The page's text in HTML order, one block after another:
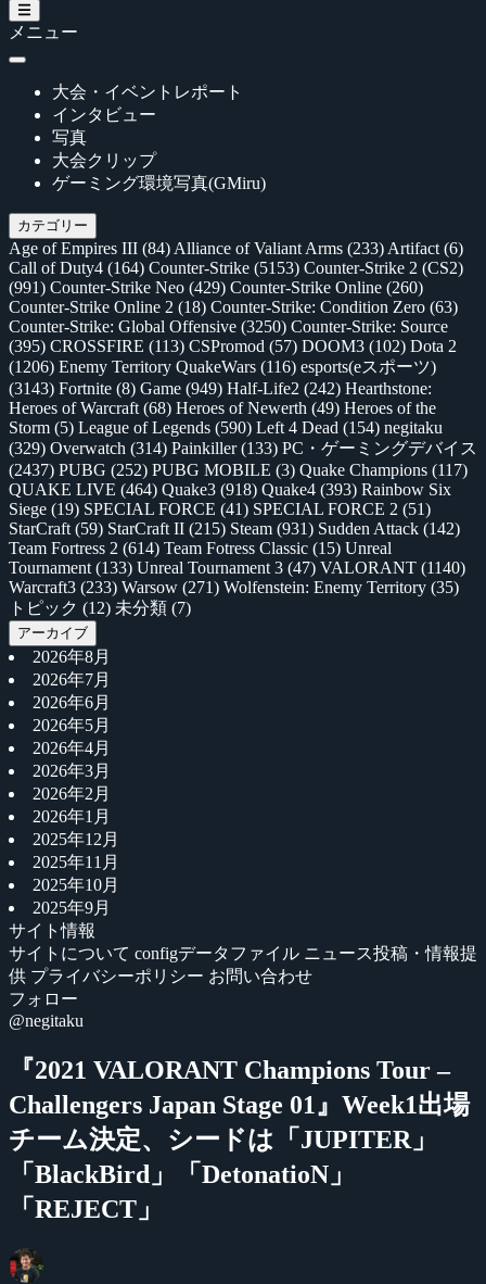
メニュー
大会・イベントレポート
インタビュー
写真
大会クリップ
ゲーミング環境写真(GMiru)
カテゴリー
Age of Empires III (84) Alliance of Valiant Arms (233) Artifact (6)
Call of Duty4 (164) Counter-Strike (5153) Counter-Strike 2 (CS2)
(991) Counter-Strike Neo (429) Counter-Strike Online (260)
Counter-Strike Online 2 (18) Counter-Strike: Condition Zero (63)
Counter-Strike: Global Offensive (3250) Counter-Strike: Source
(395) CROSSFIRE (113) CSPromod (57) DOOM3 (102) Dota 2
(1206) Enemy Territory QuakeWars (116) esports(eスポーツ)
(3143) Fortnite (8) Game (949) Half-Life2 (242) Hearthstone:
Heroes of Warcraft (68) Heroes of Newerth (49) Heroes of the
Storm (5) League of Legends (590) Left 4 Dead (154) negitaku
(329) Overwatch (314) Painkiller(133) PC・ゲーミングデバイス
(2437) PUBG (252) PUBG MOBILE (3) Quake Champions (117)
QUAKE LIVE (464) Quake3 (918) Quake4 (393) Rainbow Six
Siege (19) SPECIAL FORCE (41) SPECIAL FORCE 2 (51)
StarCraft (59) StarCraft II (215) Steam (931) Sudden Attack (142)
Team Fortress 2 (614) Team Fotress Classic (15) Unreal
Tournament (133) Unreal Tournament 3 (47) VALORANT (1140)
Warcraft3 (233) Warsow (271) Wolfenstein: Enemy Territory (35)
トピック (12) 未分類 (7)
アーカイブ
2026年8月
2026年7月
2026年6月
2026年5月
2026年4月
2026年3月
2026年2月
2026年1月
2025年12月
2025年11月
2025年10月
2025年9月
サイト情報
サイトについて configデータファイル ニュース投稿・情報提
供 プライバシーポリシー お問い合わせ
フォロー
@negitaku
『2021 VALORANT Champions Tour –
Challengers Japan Stage 01』Week1出場
チーム決定、シードは「JUPITER」
「BlackBird」「DetonatioN」
「REJECT」